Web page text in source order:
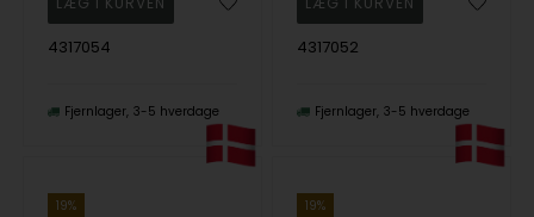
4317054
Fjernlager 3-5 hverdage
4317052
Fjernlager 3-5 hverdage
19% 19%